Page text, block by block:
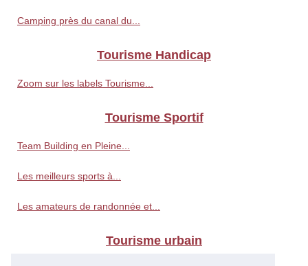
Camping près du canal du...
Tourisme Handicap
Zoom sur les labels Tourisme...
Tourisme Sportif
Team Building en Pleine...
Les meilleurs sports à...
Les amateurs de randonnée et...
Tourisme urbain